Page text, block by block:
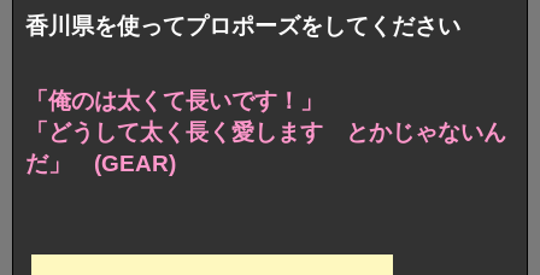
香川県を使ってプロポーズをしてください
「俺のは太くて長いです！」
「どうして太く長く愛します とかじゃないん
だ」 (GEAR)